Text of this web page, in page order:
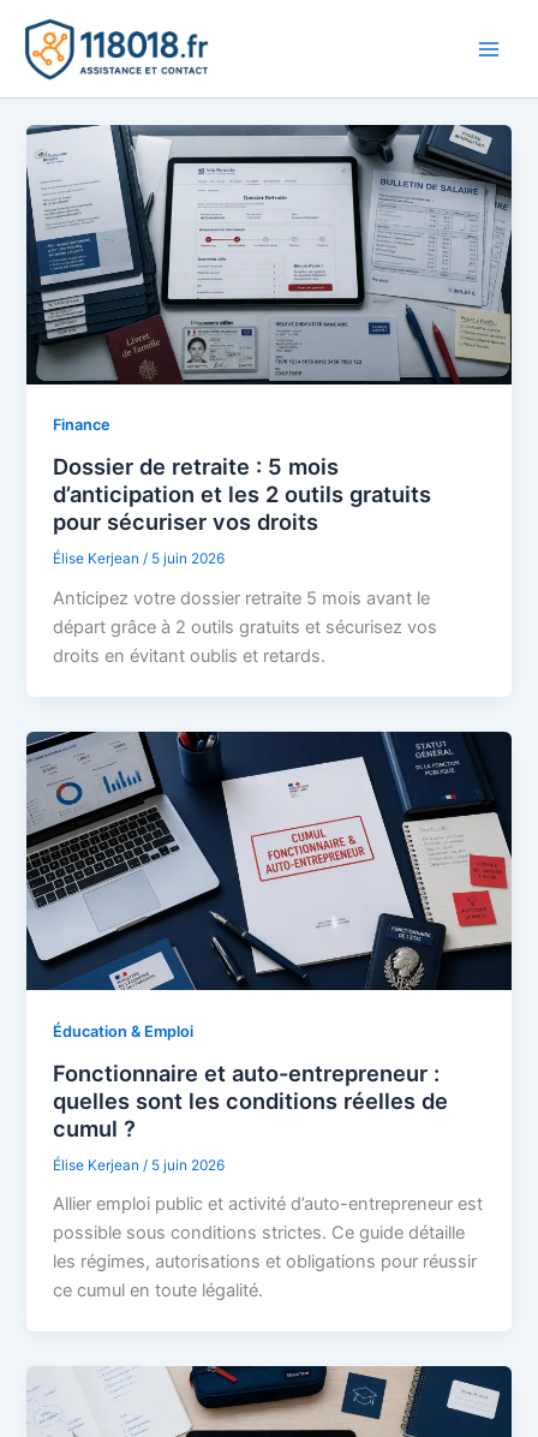
contenu
Finance
Dossier de retraite : 5 mois
d’anticipation et les 2 outils gratuits
pour sécuriser vos droits
Élise Kerjean/ 5 juin 2026
Anticipez votre dossier retraite 5 mois avant le
départ grâce à 2 outils gratuits et sécurisez vos
droits en évitant oublis et retards.
Éducation & Emploi
Fonctionnaire et auto-entrepreneur :
quelles sont les conditions réelles de
cumul ?
Élise Kerjean / 5 juin 2026
Allier emploi public et activité d’auto-entrepreneur est
possible sous conditions strictes. Ce guide détaille
les régimes, autorisations et obligations pour réussir
ce cumul en toute légalité.